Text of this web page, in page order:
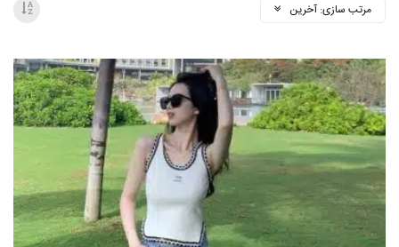
مرتب سازی: آخرین